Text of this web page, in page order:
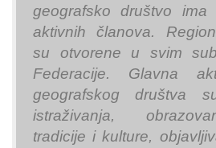
geografsko društvo
aktivnih članova.
su otvorene u svim
Federacije. Glavna
geografskog društva
istraživanja,
tradicije i kulture,